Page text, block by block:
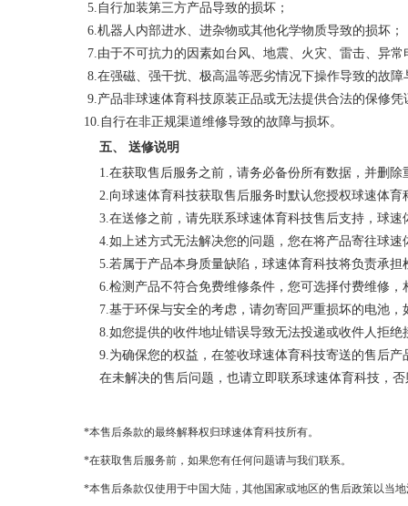
5.自行加装第三方产品导致的损坏；
6.机器人内部进水、进杂物或其他化学物质导致的损坏；
7.由于不可抗力的因素如台风、地震、火灾、雷击、异常
8.在强磁、强干扰、极高温等恶劣情况下操作导致的故障
9.产品非球速体育科技原装正品或无法提供合法的保修凭
10.自行在非正规渠道维修导致的故障与损坏。
五、 送修说明
1.在获取售后服务之前，请务必备份所有数据，并删
2.向球速体育科技获取售后服务时默认您授权球速体
3.在送修之前，请先联系球速体育科技售后支持，球
4.如上述方式无法解决您的问题，您在将产品寄往球
5.若属于产品本身质量缺陷，球速体育科技将负责承
6.检测产品不符合免费维修条件，您可选择付费维修
7.基于环保与安全的考虑，请勿寄回严重损坏的电池
8.如您提供的收件地址错误导致无法投递或收件人拒
9.为确保您的权益，在签收球速体育科技寄送的售后
在未解决的售后问题，也请立即联系球速体育科技，
*本售后条款的最终解释权归球速体育科技所有。
*在获取售后服务前，如果您有任何问题请与我们联系。
*本售后条款仅使用于中国大陆，其他国家或地区的售后政策以当